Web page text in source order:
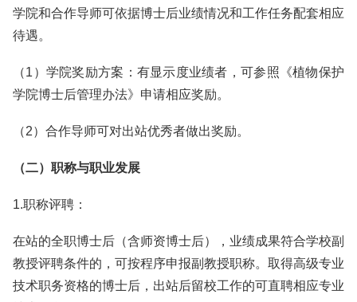
学院和合作导师可依据博士后业绩情况和工作任务配套相应
待遇。
（1）学院奖励方案：有显示度业绩者，可参照《植物保护
学院博士后管理办法》申请相应奖励。
（2）合作导师可对出站优秀者做出奖励。
（二）职称与职业发展
1.职称评聘：
在站的全职博士后（含师资博士后），业绩成果符合学校副
教授评聘条件的，可按程序申报副教授职称。取得高级专业
技术职务资格的博士后，出站后留校工作的可直聘相应专业